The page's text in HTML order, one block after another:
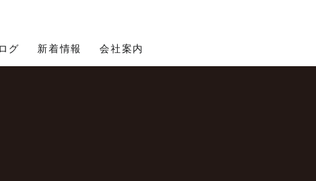
グ 新着情報 会社案内